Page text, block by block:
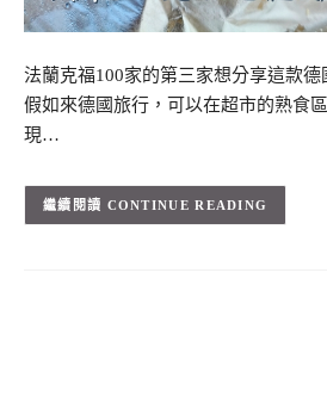
法蘭克福100家的第三家想分享這款德
假如來德國旅行，可以在超市的熟食
現…
CONTINUE READING